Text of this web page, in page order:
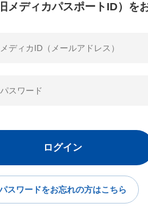
メディカパスポートID）を
スワードをお忘れの方はこちら